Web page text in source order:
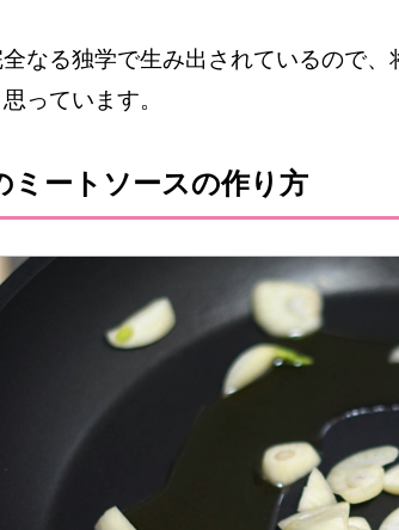
なる独学で生み出されているので
っています。
ミートソースの作り方